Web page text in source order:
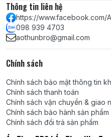
Thông tin liên hệ
https://www.facebook.com/
098 939 4703
aothunbro@gmail.com
Chính sách
Chính sách bảo mật thông tin
Chính sách thanh toán
Chính sách vận chuyển & giao
Chính sách bảo hành sản phẩm
Chính sách đổi trả sản phẩm